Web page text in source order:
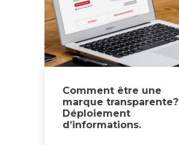
Comment être une
marque transparente?
Déploiement
d’informations.